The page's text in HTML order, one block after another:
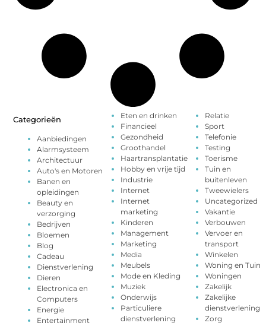
Categorieën
Aanbiedingen
Alarmsysteem
Architectuur
Auto's en Motoren
Banen en
opleidingen
Beauty en
verzorging
Bedrijven
Bloemen
Blog
Cadeau
Dienstverlening
Dieren
Electronica en
Computers
Energie
Entertainment
Eten en drinken
Financieel
Gezondheid
Groothandel
Haartransplantatie
Hobby en vrije tijd
Industrie
Internet
Internet
marketing
Kinderen
Management
Marketing
Media
Meubels
Mode en Kleding
Muziek
Onderwijs
Particuliere
dienstverlening
Relatie
Sport
Telefonie
Testing
Toerisme
Tuin en
buitenleven
Tweewielers
Uncategorized
Vakantie
Verbouwen
Vervoer en
transport
Winkelen
Woning en Tuin
Woningen
Zakelijk
Zakelijke
dienstverlening
Zorg